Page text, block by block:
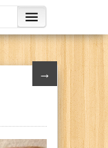
→